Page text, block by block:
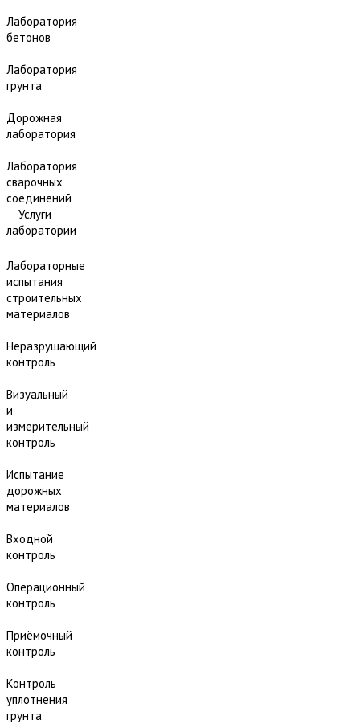
Лаборатория
бетонов
Лаборатория
грунта
Дорожная
лаборатория
Лаборатория
сварочных
соединений
Услуги
лаборатории
Лабораторные
испытания
строительных
материалов
Неразрушающий
контроль
Визуальный
и
измерительный
контроль
Испытание
дорожных
материалов
Входной
контроль
Операционный
контроль
Приёмочный
контроль
Контроль
уплотнения
грунта